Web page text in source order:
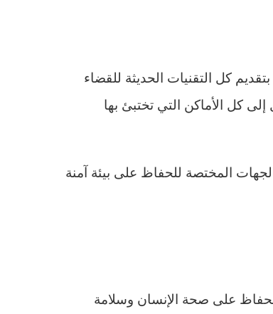
كل التقنيات الحديثة للقضاء
كل الأماكن التي تختبئ بها
المختصة للحفاظ على بيئة آمنة
على صحة الإنسان وسلامة